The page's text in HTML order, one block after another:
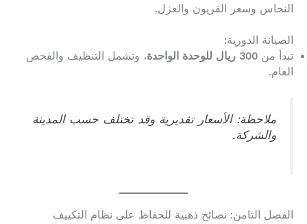
النحاس وسعر الفريون والعزل.
الصيانة الدورية:
تبدأ من 300 ريال للوحدة الواحدة
، وتشمل التنظيف والفحص
العام.
ملاحظة: الأسعار تقديرية وقد تختلف حسب المدينة
والشركة.
الفصل الثامن: نصائح ذهبية للحفاظ على نظام التكييف